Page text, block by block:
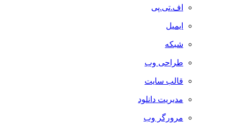
اف.تی.پی
ایمیل
شبکه
طراحی وب
قالب سایت
مدیریت دانلود
مرورگر وب